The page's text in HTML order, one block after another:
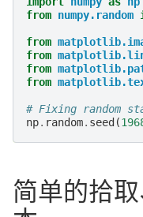
from numpy.random
from
from
from
from
# Fixing random
np. random. seed (
简单的拾